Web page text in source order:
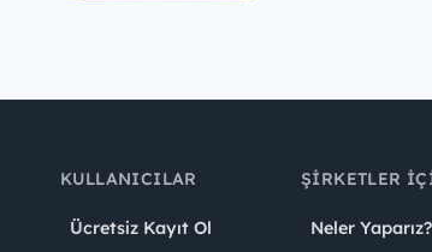
KULLANICILAR
Ücretsiz Kayıt Ol
ŞIRKETLER
Neler Yaparız?